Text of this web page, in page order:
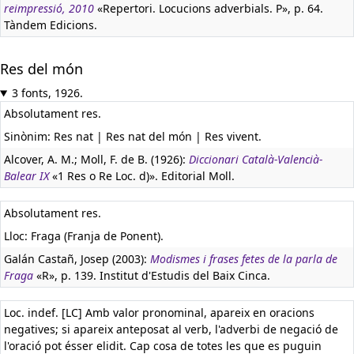
reimpressió, 2010 «Repertori. Locucions adverbials. P», p. 64.
Tàndem Edicions.
Res del món
3 fonts, 1926.
Absolutament res.
Sinònim: Res nat | Res nat del món | Res vivent.
Alcover, A. M.; Moll, F. de B. (1926): Diccionari Català-Valencià-
Balear IX«1 Res o Re Loc. d)». Editorial Moll.
Absolutament res.
Lloc: Fraga (Franja de Ponent).
Galán Castañ, Josep (2003): Modismes i frases fetes de la parla de
Fraga «R», p. 139. Institut d'Estudis del Baix Cinca.
Loc. indef. [LC] Amb valor pronominal, apareix en oracions
negatives; si apareix anteposat al verb, l'adverbi de negació de
l'oració pot ésser elidit. Cap cosa de totes les que es puguin